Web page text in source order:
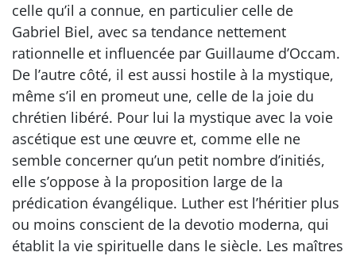
celle qu’il a connue, en particulier celle de
Gabriel Biel, avec sa tendance nettement
rationnelle et influencée par Guillaume d’Occam.
De l’autre côté, il est aussi hostile à la mystique,
même s’il en promeut une, celle de la joie du
chrétien libéré. Pour lui la mystique avec la voie
ascétique est une œuvre et, comme elle ne
semble concerner qu’un petit nombre d’initiés,
elle s’oppose à la proposition large de la
prédication évangélique. Luther est l’héritier plus
ou moins conscient de la devotio moderna, qui
établit la vie spirituelle dans le siècle. Les maîtres